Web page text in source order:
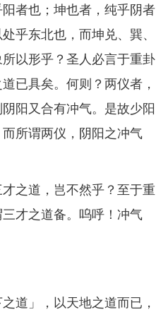
者也；坤也者，纯乎阴者
乎东北也，而坤兑、巽、
以形乎？圣人必言于重卦
已具矣。何则？两仪者，
阳又合有冲气。是故少阳
所谓两仪，阴阳之冲气
之道，岂不然乎？至于重
才之道备。呜呼！冲气
道」，以天地之道而已，